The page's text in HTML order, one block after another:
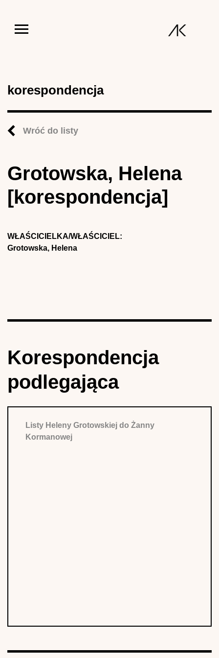
korespondencja
Wróć do listy
Grotowska, Helena
[korespondencja]
WŁAŚCICIELKA/WŁAŚCICIEL:
Grotowska, Helena
Korespondencja
podlegająca
Listy Heleny Grotowskiej do Żanny
Kormanowej